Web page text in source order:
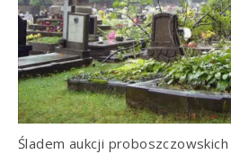
Śladem aukcji